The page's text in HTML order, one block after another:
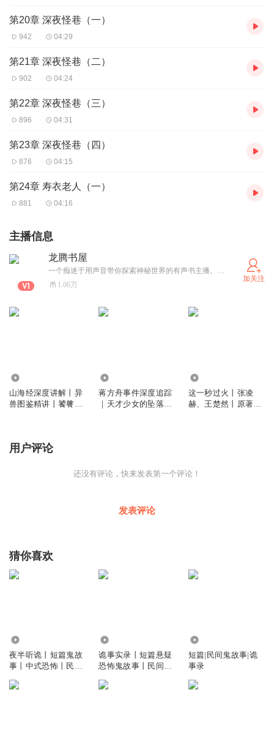
第20章 深夜怪巷（一）
942 04:29
第21章 深夜怪巷（二）
902 04:24
第22章 深夜怪巷（三）
896 04:31
第23章 深夜怪巷（四）
876 04:15
第24章 寿衣老人（一）
881 04:16
主播信息
龙腾书屋
一个痴迷于用声音带你探索神秘世界的有声书主播。无论是暗夜里的离奇案件、尘封已久的古老传说，还是那些口耳相传的乡野秘闻，我都会用沉浸式的演绎，为你揭开迷雾背后的真相。
1.06万
加关注
山海经深度讲解丨异
兽图鉴精讲丨饕餮，
蒋方舟事件深度追踪
｜天才少女的坠落与
这一秒过火丨张凌
赫、王楚然丨原著剧
用户评论
还没有评论，快来发表第一个评论！
发表评论
猜你喜欢
夜半听诡丨短篇鬼故
事丨中式恐怖丨民间
诡事实录丨短篇悬疑
恐怖鬼故事丨民间故
短篇|民间鬼故事|诡
事录